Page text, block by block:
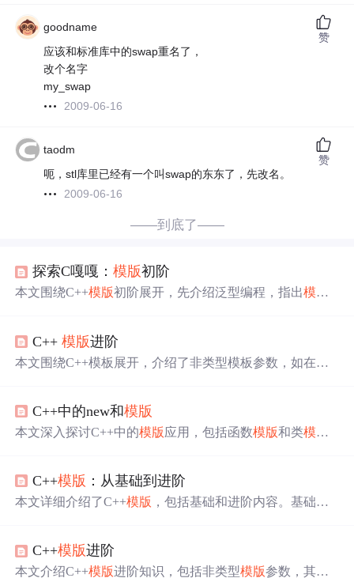
goodname
应该和标准库中的swap重名了，
改个名字
my_swap
2009-06-16
赞
taodm
呃，stl库里已经有一个叫swap的东东了，先改名。
2009-06-16
赞
——到底了——
探索C嘎嘎：模版初阶
本文围绕C++模版初阶展开，先介绍泛型编程，指出模版
的定义格式和实例化方法，强调
后续学习打基础。
C++模版进阶
本文围绕C++模板展开，介绍了非类型模板参数，如在定
类 模版特化和偏特化；还提及
方法。
C++中的new和模版
本文深入探讨C++中的模版应用，包括函数模版和类模版
在内存管理中的角色。
C++模版 ：从基础到进阶
本文详细介绍了C++模版 ，包括基础和进阶内容。基础部
意参数推导、代码膨胀和定义位置等问题，助于编写灵活
高效代码。
C++模版进阶
本文介绍C++模版进阶知识，包括非类型模版参数，其可